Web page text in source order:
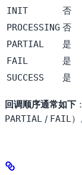
INIT 否
PROCESSING 否
PARTIAL 是
FAIL 是
SUCCESS 是
回调顺序通常如下 ：
PARTIAL / FAIL）